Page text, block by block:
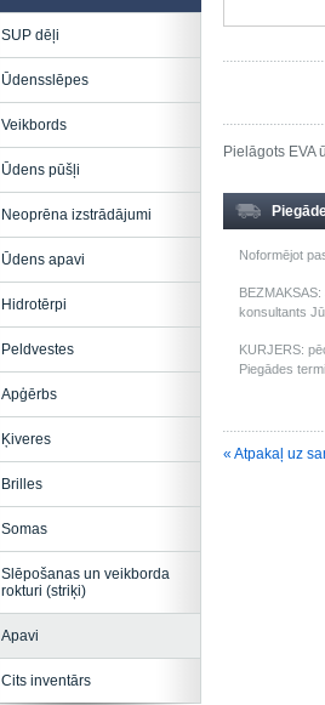
Pielāgots EVA
Noformējot
konsultants
KURJERS:
Piegādes
« Atpakaļ uz
SUP dēļi
Ūdensslēpes
Veikbords
Ūdens pūšļi
Neoprēna izstrādājumi
Ūdens apavi
Hidrotērpi
Peldvestes
Apģērbs
Ķiveres
Brilles
Somas
Slēpošanas un veikborda
rokturi (striķi)
Apavi
Cits inventārs